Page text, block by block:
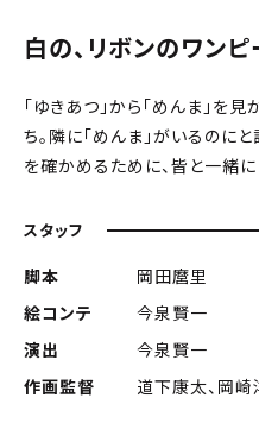
白の、リボンのワンピ
「ゆきあつ」から「めんま」を
ち。隣に「めんま」がいるのに
を確かめるために、皆と一緒に
スタッフ
脚本
岡田麿里
絵コンテ
今泉賢一
演出
今泉賢一
作画監督
道下康太、岡崎